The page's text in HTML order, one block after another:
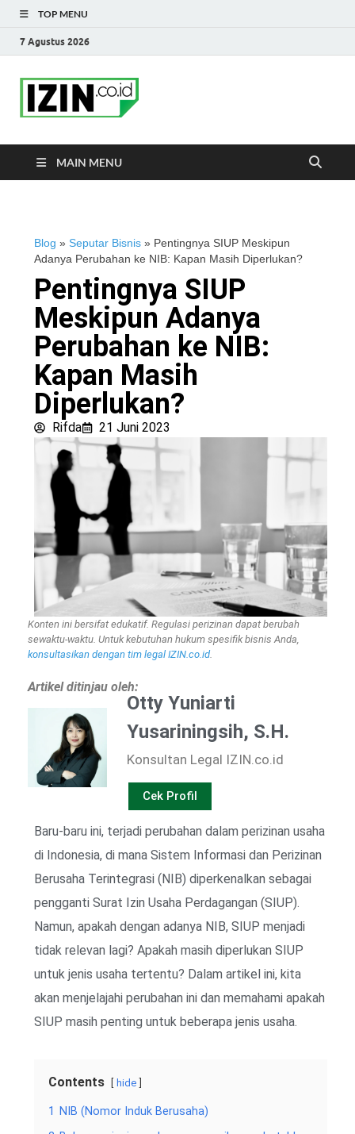
TOP MENU
7 Agustus 2026
MAIN MENU
Blog » Seputar Bisnis » Pentingnya SIUP Meskipun
Adanya Perubahan ke NIB: Kapan Masih Diperlukan?
Pentingnya SIUP
Meskipun Adanya
Perubahan ke NIB:
Kapan Masih
Diperlukan?
Rifda 21 Juni 2023
Konten ini bersifat edukatif. Regulasi perizinan dapat berubah
sewaktu-waktu. Untuk kebutuhan hukum spesifik bisnis Anda,
konsultasikan dengan tim legal IZIN.co.id.
Artikel ditinjau oleh:
Otty Yuniarti
Yusariningsih, S.H.
Konsultan Legal IZIN.co.id
Cek Profil
Baru-baru ini, terjadi perubahan dalam perizinan usaha
di Indonesia, di mana Sistem Informasi dan Perizinan
Berusaha Terintegrasi (NIB) diperkenalkan sebagai
pengganti Surat Izin Usaha Perdagangan (SIUP).
Namun, apakah dengan adanya NIB, SIUP menjadi
tidak relevan lagi? Apakah masih diperlukan SIUP
untuk jenis usaha tertentu? Dalam artikel ini, kita
akan menjelajahi perubahan ini dan memahami apakah
SIUP masih penting untuk beberapa jenis usaha.
Contents hide
1
NIB (Nomor Induk Berusaha)